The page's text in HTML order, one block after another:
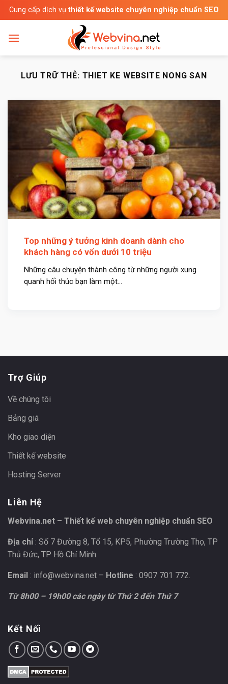
qua
dung
Cung cấp dịch vụ thiết kế website chuyên nghiệp chuẩn SEO
LƯU TRỮ THẺ: THIET KE WEBSITE NONG SAN
Top những ý tưởng kinh doanh dành cho
khách hàng có vốn dưới 10 triệu
Những câu chuyện thành công từ những người xung
quanh hối thúc bạn làm một...
Trợ Giúp
Về chúng tôi
Bảng giá
Kho giao diện
Thiết kế website
Hosting Server
Liên Hệ
Webvina.net – Thiết kế web chuyên nghiệp chuẩn SEO
Địa chỉ : Số 7 Đường 8, Tổ 15, KP5, Phường Trường Thọ, TP
Thủ Đức, TP Hồ Chí Minh.
Email : info@webvina.net – Hotline : 0907 701 772.
Từ 8h00 – 19h00 các ngày từ Thứ 2 đến Thứ 7
Kết Nối